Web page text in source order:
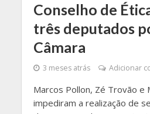
Conselho de
três deputados
Câmara
3 meses atrás Adicionar
Marcos Pollon, Zé Trovão e
impediram a realização de